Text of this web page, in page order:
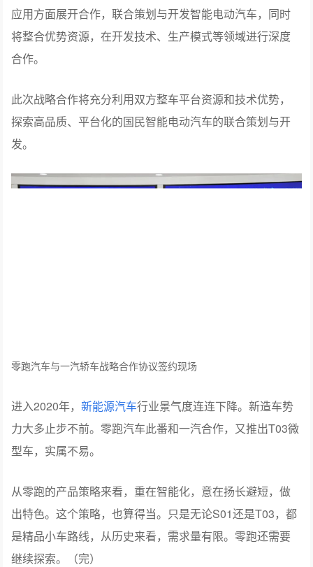
应用方面展开合作，联合策划与开发智能电动汽车，同时
将整合优势资源，在开发技术、生产模式等领域进行深度
合作。
此次战略合作将充分利用双方整车平台资源和技术优势，
探索高品质、平台化的国民智能电动汽车的联合策划与开
发。
零跑汽车与一汽轿车战略合作协议签约现场
进入2020年，新能源汽车行业景气度连连下降。新造车势
力大多止步不前。零跑汽车此番和一汽合作，又推出T03微
型车，实属不易。
从零跑的产品策略来看，重在智能化，意在扬长避短，做
出特色。这个策略，也算得当。只是无论S01还是T03，都
是精品小车路线，从历史来看，需求量有限。零跑还需要
继续探索。（完）